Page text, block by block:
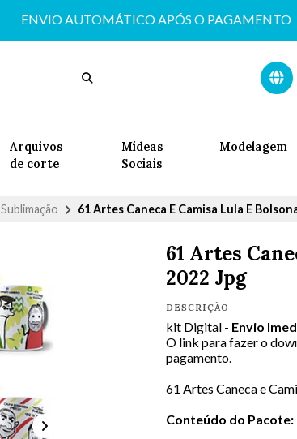
ENVIO AUTOMÁTICO APÓS O PAGAMENTO
Arquivos
de corte
Mídeas
Sociais
Modelagem
Sublimação 61 Artes Caneca E Camisa Lula E
61 Artes
2022 Jpg
DESCRIÇÃO
kit Digital - Envio
O link para fazer o
pagamento.
61 Artes Caneca e
Conteúdo do Pacote: